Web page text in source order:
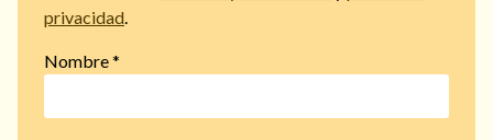
privacidad
Nombre*